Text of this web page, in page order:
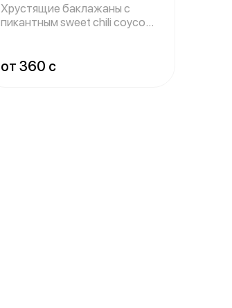
Хрустящие баклажаны с
пикантным sweet chili соусом
от 360 c